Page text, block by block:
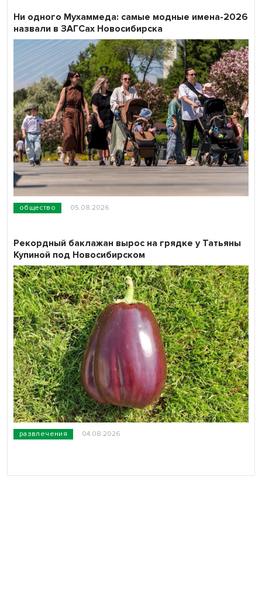
общество 05.08.2026
Ни одного Мухаммеда: самые модные имена-2026
назвали в ЗАГСах Новосибирска
развлечения 04.08.2026
Рекордный баклажан вырос на грядке у Татьяны
Купиной под Новосибирском